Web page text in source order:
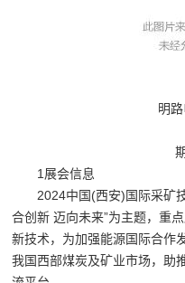
明路
期
1展会信息
2024中国(西安)国际采矿技
合创新 迈向未来”为主题，重
新技术，为加强能源国际合作
我国西部煤炭及矿业市场，助